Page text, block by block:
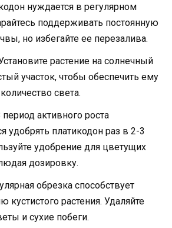
нуждается в регулярном
поддерживать постоянную
но избегайте ее перезалива.
растение на солнечный
участок, чтобы обеспечить ему
света.
период активного роста
удобрять платикодон раз в 2-3
удобрение для цветущих
дозировку.
обрезка способствует
растения. Удаляйте
и сухие побеги.